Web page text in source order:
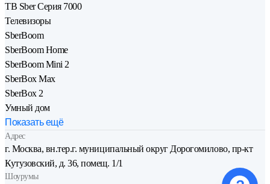
ТВ Sber Серия 7000
Телевизоры
SberBoom
SberBoom Home
SberBoom Mini 2
SberBox Max
SberBox 2
Умный дом
Показать ещё
Адрес
г. Москва, вн.тер.г. муниципальный округ Дорогомилово, пр-кт
Кутузовский, д. 36, помещ. 1/1
Шоурумы